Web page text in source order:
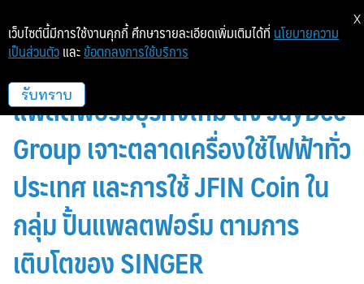
JMART เปิดเกมค้าปลีกดัน
แพลตฟอร์มธุรกิจใหม่ ตั้ง JayDee
Group เจาะตลาดเครื่องใช้ไฟฟ้าทั่ว
ประเทศ และการใช้ JFIN Coin ใน
กลุ่ม ปั้นแพลตฟอร์ม ตามการ
เติบโตของ SINGER
เว็บไซต์นี้มีการใช้งานคุกกี้ ศึกษารายละเอียดเพิ่มเติมได้ที่ นโยบายความ
เป็นส่วนตัว และ ข้อตกลงการใช้บริการ
รับทราบ
X